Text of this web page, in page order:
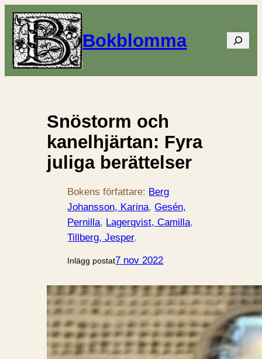
Bokblomma Sök
Snöstorm och
kanelhjärtan: Fyra
juliga berättelser
Bokens författare: Berg
Johansson, Karina, Gesén,
Pernilla, Lagerqvist, Camilla
Tillberg, Jesper.
Inlägg postat7 nov 2022